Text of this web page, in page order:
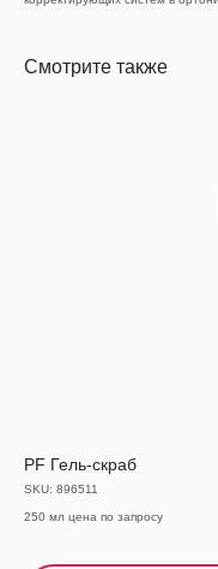
Смотрите также
PF Гель-скраб
SKU: 896511
250 мл цена по запросу